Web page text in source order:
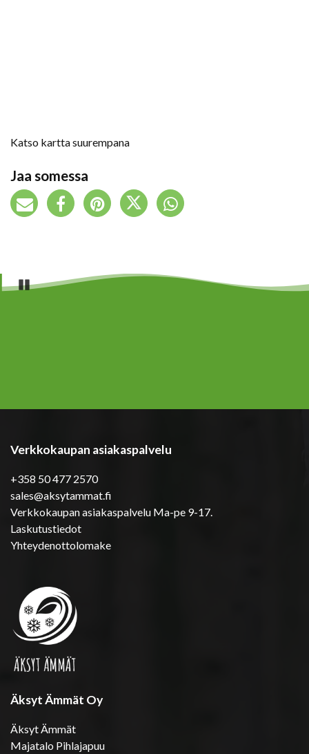
Katso kartta suurempana
Jaa somessa
Pause
Verkkokaupan asiakaspalvelu
+358 50 477 2570
sales@aksytammat.fi
Verkkokaupan asiakaspalvelu Ma-pe 9-17.
Laskutustiedot
Yhteydenottolomake
Äksyt Ämmät Oy
Äksyt Ämmät
Majatalo Pihlajapuu